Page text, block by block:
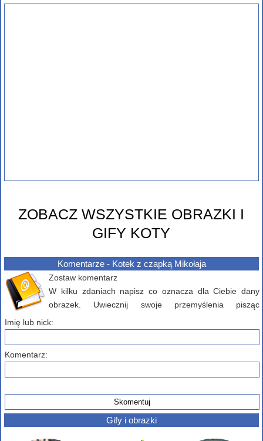
ZOBACZ WSZYSTKIE OBRAZKI I
GIFY KOTY
Komentarze - Kotek z czapką Mikołaja
Zostaw komentarz
W kilku zdaniach napisz co oznacza dla Ciebie dany
obrazek. Uwiecznij swoje przemyślenia pisząc
Imię lub nick:
Komentarz:
Gify i obrazki